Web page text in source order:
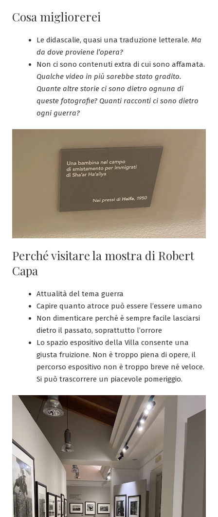
Cosa migliorerei
Le didascalie, quasi una traduzione letterale. Ma
da dove proviene l’opera?
Non ci sono contenuti extra di cui sono affamata.
Qualche video in più sarebbe stato gradito.
Quante altre storie ci sono dietro ognuna di
queste fotografie? Quanti racconti ci sono dietro
ogni guerra?
Perché visitare la mostra di Robert
Capa
Attualità del tema guerra
Capire quanto atroce può essere l’essere umano
Non dimenticare perché è sempre facile lasciarsi
dietro il passato, soprattutto l’orrore
Lo spazio espositivo della Villa consente una
giusta fruizione. Non è troppo piena di opere, il
percorso espositivo non è troppo breve né veloce.
Si può trascorrere un piacevole pomeriggio.